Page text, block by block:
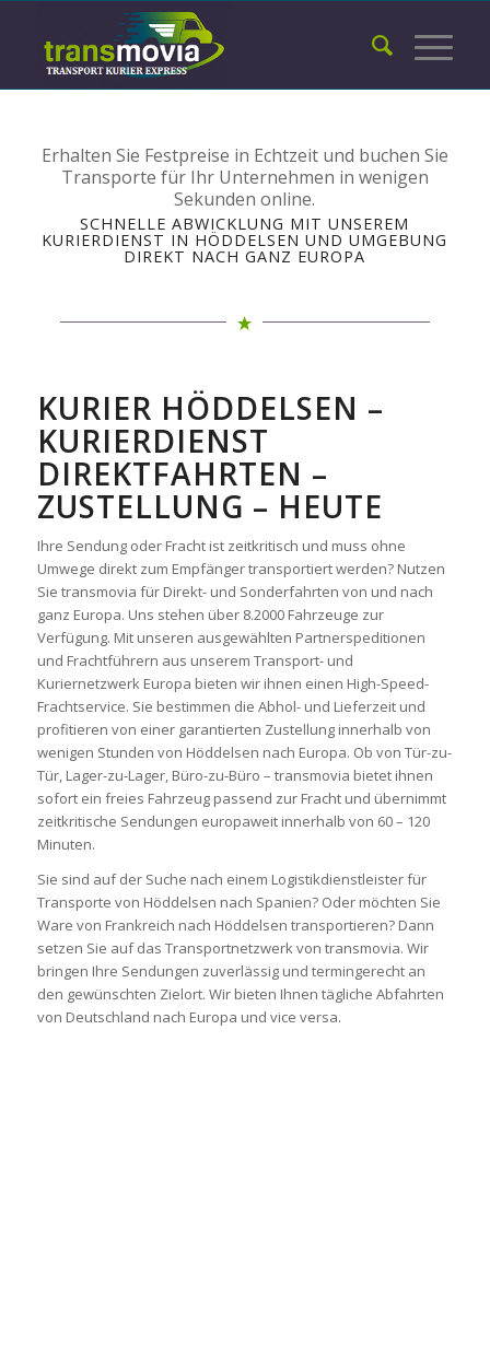
Erhalten Sie Festpreise in Echtzeit und buchen Sie
Transporte für Ihr Unternehmen in wenigen
Sekunden online.
SCHNELLE ABWICKLUNG MIT UNSEREM
KURIERDIENST IN HÖDDELSEN UND UMGEBUNG
DIREKT NACH GANZ EUROPA
KURIER HÖDDELSEN –
KURIERDIENST
DIREKTFAHRTEN –
ZUSTELLUNG – HEUTE
Ihre Sendung oder Fracht ist zeitkritisch und muss ohne
Umwege direkt zum Empfänger transportiert werden? Nutzen
Sie transmovia für Direkt- und Sonderfahrten von und nach
ganz Europa. Uns stehen über 8.2000 Fahrzeuge zur
Verfügung. Mit unseren ausgewählten Partnerspeditionen
und Frachtführern aus unserem Transport- und
Kuriernetzwerk Europa bieten wir ihnen einen High-Speed-
Frachtservice. Sie bestimmen die Abhol- und Lieferzeit und
profitieren von einer garantierten Zustellung innerhalb von
wenigen Stunden von Höddelsen nach Europa. Ob von Tür-zu-
Tür, Lager-zu-Lager, Büro-zu-Büro – transmovia bietet ihnen
sofort ein freies Fahrzeug passend zur Fracht und übernimmt
zeitkritische Sendungen europaweit innerhalb von 60 – 120
Minuten.
Sie sind auf der Suche nach einem Logistikdienstleister für
Transporte von Höddelsen nach Spanien? Oder möchten Sie
Ware von Frankreich nach Höddelsen transportieren? Dann
setzen Sie auf das Transportnetzwerk von transmovia. Wir
bringen Ihre Sendungen zuverlässig und termingerecht an
den gewünschten Zielort. Wir bieten Ihnen tägliche Abfahrten
von Deutschland nach Europa und vice versa.